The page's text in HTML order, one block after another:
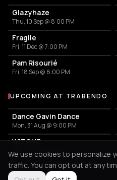
Glazyhaze
Thu, 10 Sep @ 8:00 PM
Fragile
Fri, 11 Dec @ 7:00 PM
Pam Risourié
Fri, 18 Sep @ 8:00 PM
More events at Trabendo
UPCOMING AT TRABENDO
Dance Gavin Dance
Mon, 31 Aug @ 9:00 PM
WITCHZ
Sat, 5 Sep @ 9:00 PM
We use cookies to personalize
traffic. You can opt out at any